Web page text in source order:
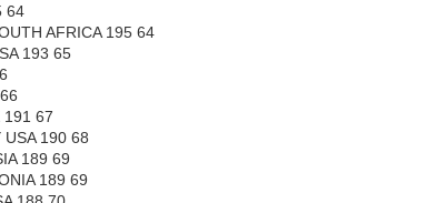
64
AFRICA 195 64
193 65
191 67
USA 190 68
189 69
189 69